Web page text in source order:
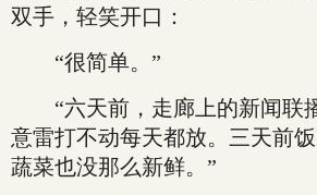
双手，轻笑开口：
“很简单。”
“六天前，走廊上的新闻联
意雷打不动每天都放。三天前
蔬菜也没那么新鲜。”